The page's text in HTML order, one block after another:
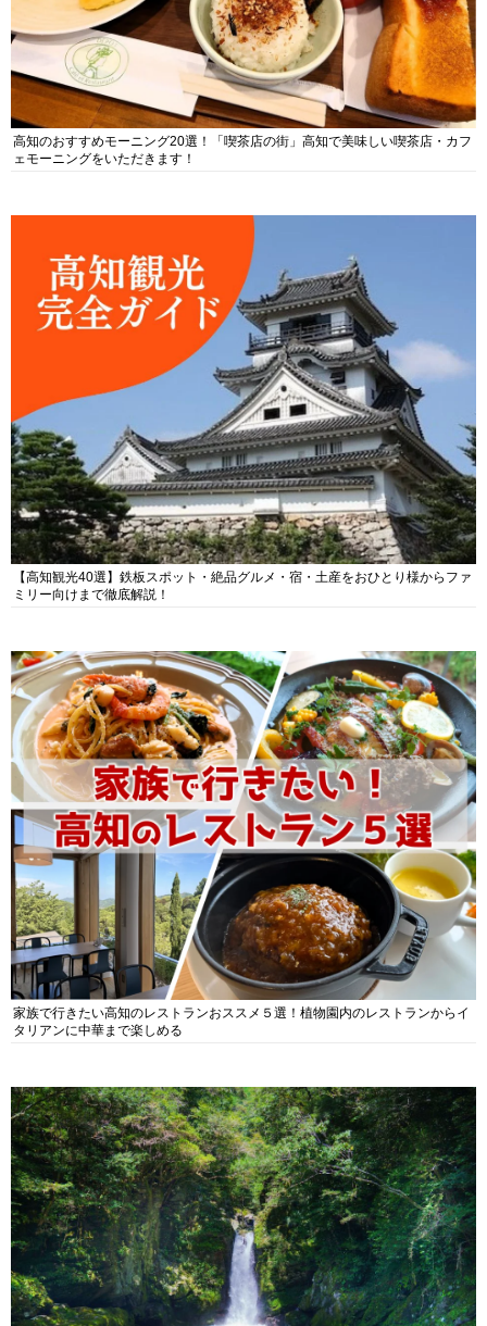
高知のおすすめモーニング20選！「喫茶店の街」高知で美味しい喫茶店・カフ
ェモーニングをいただきます！
【高知観光40選】鉄板スポット・絶品グルメ・宿・土産をおひとり様からファ
ミリー向けまで徹底解説！
家族で行きたい高知のレストランおススメ５選！植物園内のレストランからイ
タリアンに中華まで楽しめる